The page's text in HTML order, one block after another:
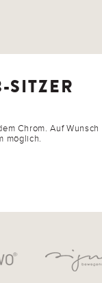
SITZER
Chrom. Auf
möglich.